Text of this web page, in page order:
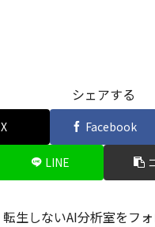
シェアする
X Facebook
LINE
転生しないAI分析室をフ